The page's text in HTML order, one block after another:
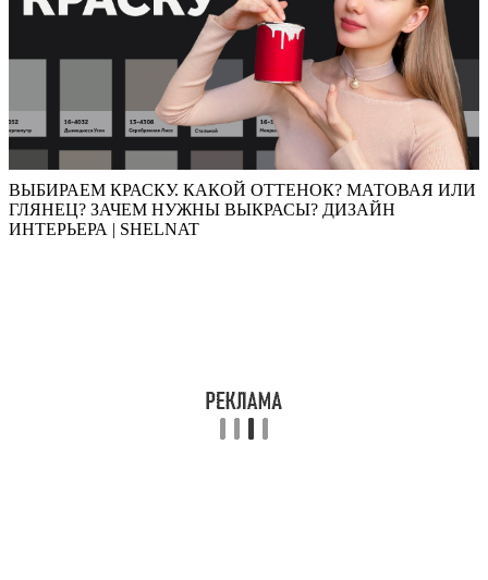
ВЫБИРАЕМ КРАСКУ. КАКОЙ ОТТЕНОК? МАТОВАЯ ИЛИ
ГЛЯНЕЦ? ЗАЧЕМ НУЖНЫ ВЫКРАСЫ? ДИЗАЙН
ИНТЕРЬЕРА | SHELNAT